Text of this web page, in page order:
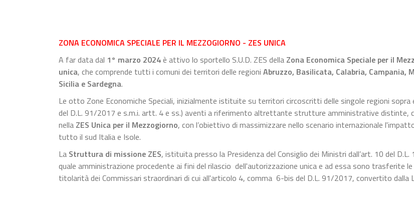
ZONA ECONOMICA SPECIALE PER IL MEZZOGIORNO - ZES UNICA
A far data dal 1° marzo 2024è attivo lo sportello S.U.D. ZES della Zona Economica Speciale per il
unica, che comprende tutti i comuni dei territori delle regioni Abruzzo, Basilicata, Calabria, Campania,
Sicilia e Sardegna.
Le otto Zone Economiche Speciali, inizialmente istituite su territori circoscritti delle singole regioni sopra
del D.L. 91/2017 e s.m.i. artt. 4 e ss.) aventi a riferimento altrettante strutture amministrative distinte,
nella ZES Unica per il Mezzogiorno, con l’obiettivo di massimizzare nello scenario internazionale
tutto il sud Italia e Isole.
La Struttura di missione ZES, istituita presso la Presidenza del Consiglio dei Ministri dall’art. 10 del
quale amministrazione procedente ai fini del rilascio dell'autorizzazione unica e ad essa sono trasferite
titolarità dei Commissari straordinari di cui all'articolo 4, comma 6-bis del D.L. 91/2017, convertito dalla